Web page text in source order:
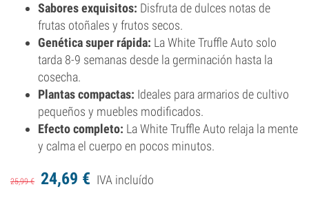
Sabores exquisitos: Disfruta de dulces notas de
frutas otoñales y frutos secos.
Genética super rápida: La White Truffle Auto solo
tarda 8-9 semanas desde la germinación hasta la
cosecha.
Plantas compactas: Ideales para armarios de cultivo
pequeños y muebles modificados.
Efecto completo: La White Truffle Auto relaja la mente
y calma el cuerpo en pocos minutos.
25,99€ 24,69 € IVA incluído